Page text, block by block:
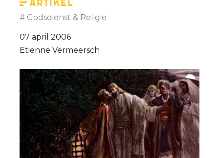
Artikel
Godsdienst & Religie
07 april 2006
Etienne Vermeersch